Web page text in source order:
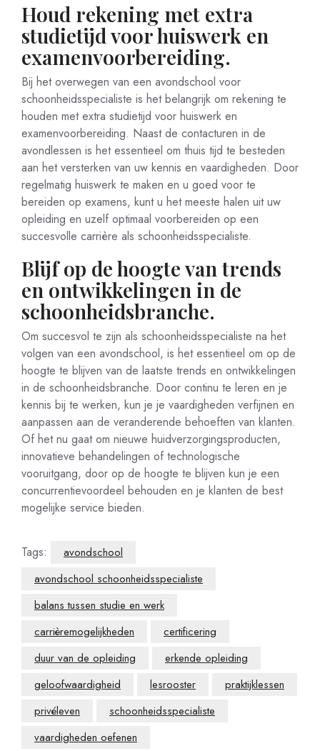
Houd rekening met extra
studietijd voor huiswerk en
examenvoorbereiding.
Bij het overwegen van een avondschool voor
schoonheidsspecialiste is het belangrijk om rekening te
houden met extra studietijd voor huiswerk en
examenvoorbereiding. Naast de contacturen in de
avondlessen is het essentieel om thuis tijd te besteden
aan het versterken van uw kennis en vaardigheden. Door
regelmatig huiswerk te maken en u goed voor te
bereiden op examens, kunt u het meeste halen uit uw
opleiding en uzelf optimaal voorbereiden op een
succesvolle carrière als schoonheidsspecialiste.
Blijf op de hoogte van trends
en ontwikkelingen in de
schoonheidsbranche.
Om succesvol te zijn als schoonheidsspecialiste na het
volgen van een avondschool, is het essentieel om op de
hoogte te blijven van de laatste trends en ontwikkelingen
in de schoonheidsbranche. Door continu te leren en je
kennis bij te werken, kun je je vaardigheden verfijnen en
aanpassen aan de veranderende behoeften van klanten.
Of het nu gaat om nieuwe huidverzorgingsproducten,
innovatieve behandelingen of technologische
vooruitgang, door op de hoogte te blijven kun je een
concurrentievoordeel behouden en je klanten de best
mogelijke service bieden.
Tags:
avondschool
avondschool schoonheidsspecialiste
balans tussen studie en werk
carrièremogelijkheden
certificering
duur van de opleiding
erkende opleiding
geloofwaardigheid
lesrooster
praktijklessen
privéleven
schoonheidsspecialiste
vaardigheden oefenen